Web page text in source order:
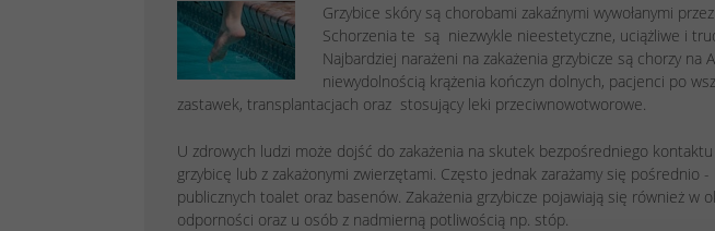
Grzybice skóry są chorobami zakaźnymi wywołanymi
Schorzenia te są niezwykle nieestetyczne, uciążliwe i
Najbardziej narażeni na zakażenia grzybicze są chorzy na
niewydolnością krążenia kończyn dolnych, pacjenci po
zastawek, transplantacjach oraz stosujący leki przeciwnowotworowe.
U zdrowych ludzi może dojść do zakażenia na skutek bezpośredniego
grzybicę lub z zakażonymi zwierzętami. Często jednak zarażamy się pośrednio -
publicznych toalet oraz basenów. Zakażenia grzybicze pojawiają się również w
odporności oraz u osób z nadmierną potliwością np. stóp.